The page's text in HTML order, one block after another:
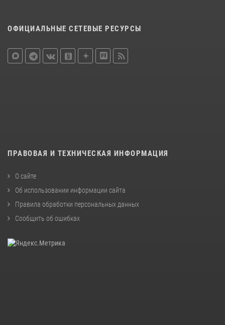
ОФИЦИАЛЬНЫЕ СЕТЕВЫЕ РЕСУРСЫ
ПРАВОВАЯ И ТЕХНИЧЕСКАЯ ИНФОРМАЦИЯ
О сайте
Об использовании информации сайта
Правила обработки персональных данных
Сообщить об ошибках